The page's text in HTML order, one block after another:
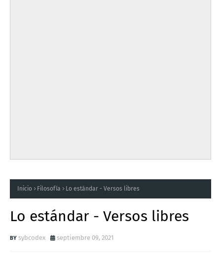
Inicio Filosofía Lo estándar - Versos libres
Lo estándar - Versos libres
sybcodex septiembre 09, 2021